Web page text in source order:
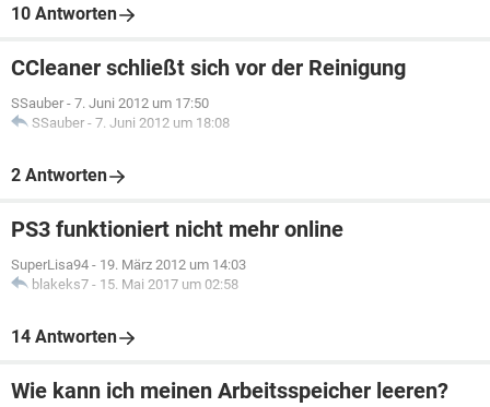
10 Antworten
CCleaner schließt sich vor der Reinigung
SSauber - 7. Juni 2012 um 17:50
SSauber - 7. Juni 2012 um 18:08
2 Antworten
PS3 funktioniert nicht mehr online
SuperLisa94 - 19. März 2012 um 14:03
blakeks7 - 15. Mai 2017 um 02:58
14 Antworten
Wie kann ich meinen Arbeitsspeicher leeren?